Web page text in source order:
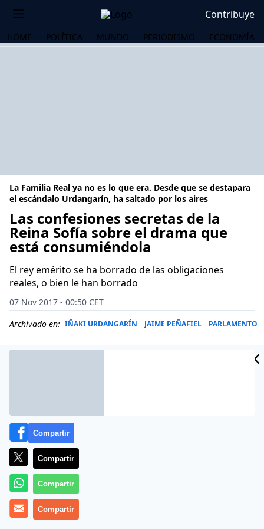
Contribuye
HOME POLÍTICA MUNDO PERIODISMO ECONOMÍA
La Familia Real ya no es lo que era. Desde que se destapara
el escándalo Urdangarín, ha saltado por los aires
Las confesiones secretas de la
Reina Sofía sobre el drama que
está consumiéndola
El rey emérito se ha borrado de las obligaciones
reales, o bien le han borrado
07 Nov 2017 - 00:50 CET
Archivado en: IÑAKI URDANGARÍN JAIME PEÑAFIEL PARLAMENTO
Mucho han cambiado las cosas para su desgracia, y
Compartir
Compartir
Compartir
Compartir